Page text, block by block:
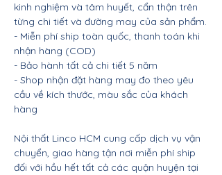
kinh nghiệm và tâm huyết, cẩn thận trên
từng chi tiết và đường may của sản phẩm.
- Miễn phí ship toàn quốc, thanh toán khi
nhận hàng (COD)
- Bảo hành tất cả chi tiết 5 năm
- Shop nhận đặt hàng may đo theo yêu
cầu về kích thước, màu sắc của khách
hàng
Nội thất Linco HCM cung cấp dịch vụ vận
chuyển, giao hàng tận nơi miễn phí ship
đối với hầu hết tất cả các quận huyện tại